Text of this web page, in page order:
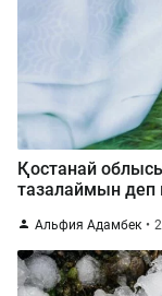
Қостанай
тазалаймын деп
Альфия Адамбек